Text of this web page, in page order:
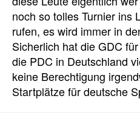
noch so tolles Turnier ins
rufen, es wird immer in
Sicherlich hat die GDC für
die PDC in Deutschland
keine Berechtigung
Startplätze für deutsche